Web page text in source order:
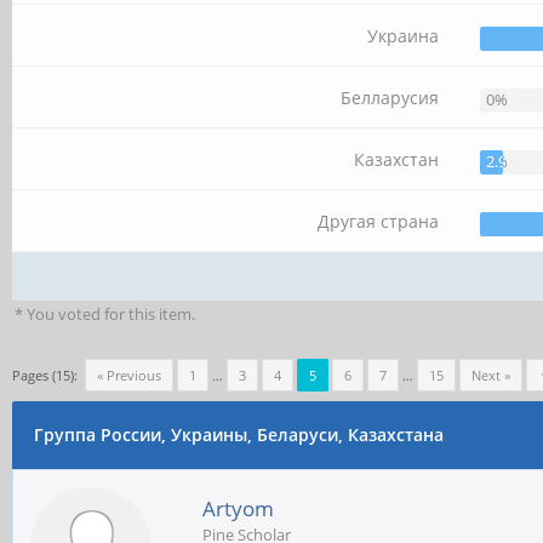
Украина
Белларусия 0%
Казахстан 2.94%
Другая страна
* You voted for this item.
Pages (15): « Previous 1 … 3 4 5 6 7 … 15 Next »
Группа России, Украины, Беларуси, Казахстана
Artyom
Pine Scholar